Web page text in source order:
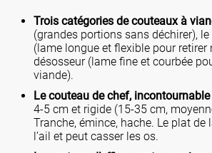
Trois catégories de couteaux à
(grandes portions sans déchirer),
(lame longue et flexible pour retirer
désosseur (lame fine et courbée
viande).
Le couteau de chef, incontournable
4-5 cm et rigide (15-35 cm,
Tranche, émince, hache. Le plat de
l’ail et peut casser les os.